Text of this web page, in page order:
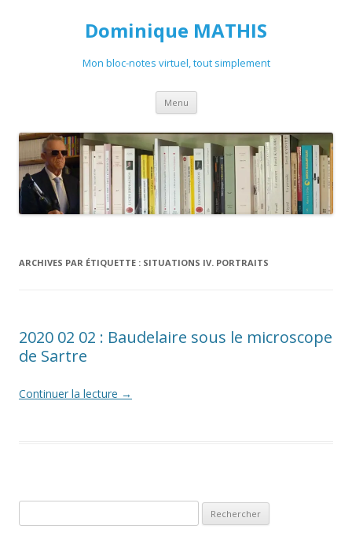
Dominique MATHIS
Mon bloc-notes virtuel, tout simplement
Menu Aller
contenu
ARCHIVES PAR ÉTIQUETTE : SITUATIONS IV. PORTRAITS
2020 02 02 : Baudelaire sous le microscope
de Sartre
Continuer la lecture →